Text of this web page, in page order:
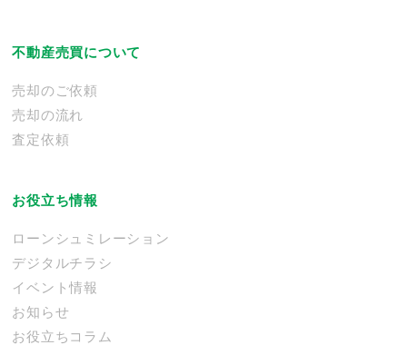
不動産売買について
売却のご依頼
売却の流れ
査定依頼
お役立ち情報
ローンシュミレーション
デジタルチラシ
イベント情報
お知らせ
お役立ちコラム